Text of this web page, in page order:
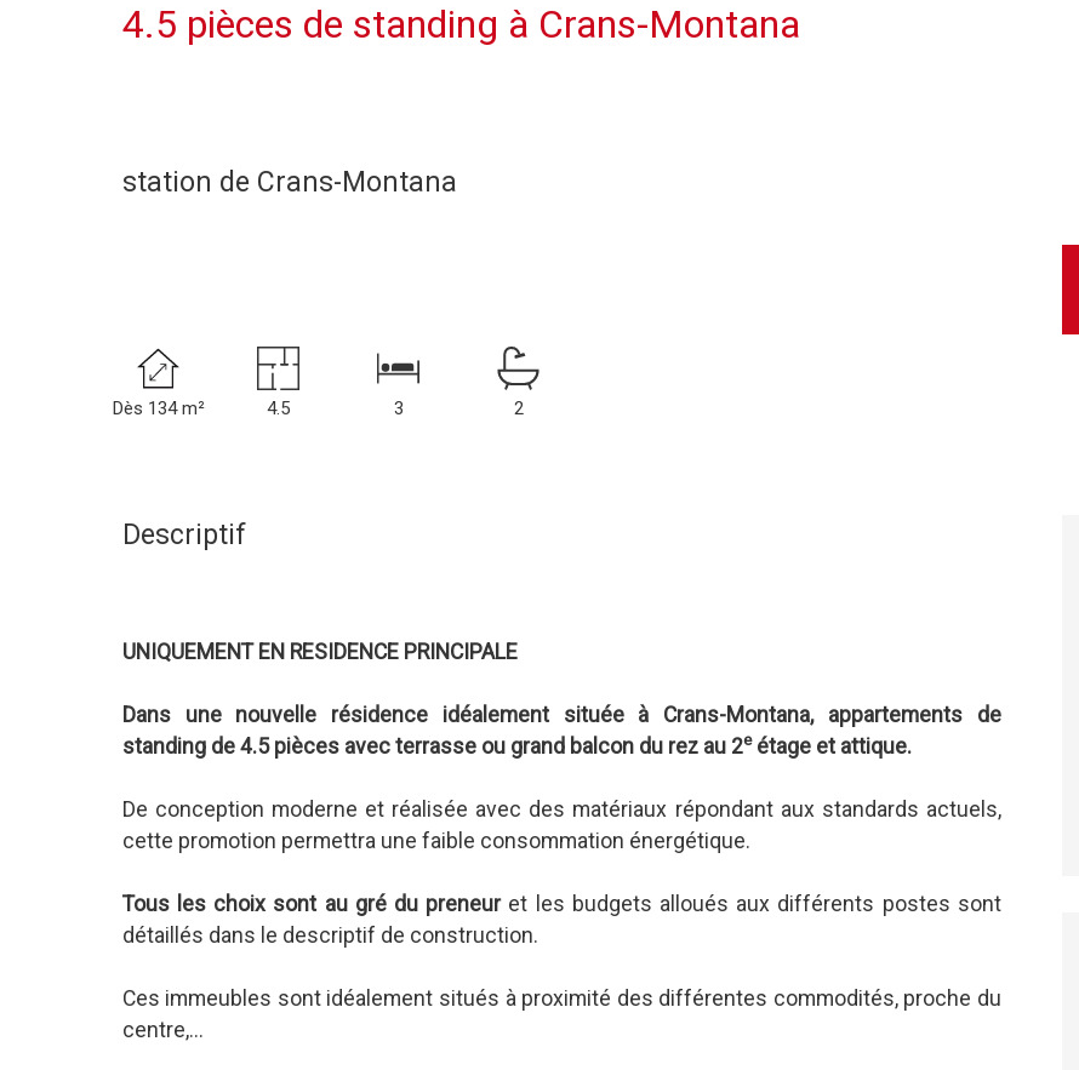
4.5 pièces de standing à Crans-Montana
station de Crans-Montana
Dès 134 m² 4.5 3 2
Descriptif
UNIQUEMENT EN RESIDENCE PRINCIPALE
Dans une nouvelle résidence idéalement située à Crans-Montana, appartements de
standing de 4.5 pièces avec terrasse ou grand balcon du rez au 2eétage et attique.
De conception moderne et réalisée avec des matériaux répondant aux standards actuels,
cette promotion permettra une faible consommation énergétique.
Tous les choix sont au gré du preneur et les budgets alloués aux différents postes sont
détaillés dans le descriptif de construction.
Ces immeubles sont idéalement situés à proximité des différentes commodités, proche du
centre,...